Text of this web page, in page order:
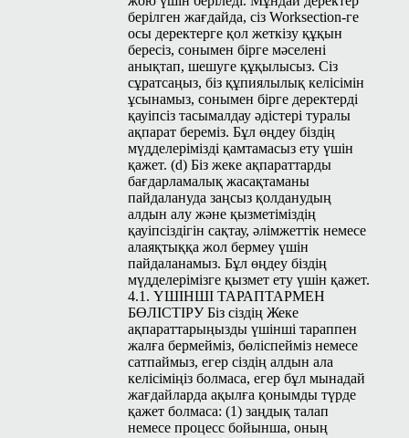
берілген жағдайда, сіз Work­sec­tion-ге
осы деректерге қол жеткізу құқын
бересіз, сонымен бірге мәселені
анықтап, шешуге құқылысыз. Сіз
сұратсаңыз, біз құпиялылық келісімін
ұсынамыз, сонымен бірге деректерді
қауіпсіз тасымалдау әдістері туралы
ақпарат береміз. Бұл өңдеу біздің
мүдделерімізді қамтамасыз ету үшін
қажет. (d) Біз жеке ақпараттарды
бағдарламалық жасақтаманы
пайдалануда заңсыз қолданудың
алдын алу және қызметіміздің
қауіпсіздігін сақтау, әлімжеттік немесе
алаяқтыққа жол бермеу үшін
пайдаланамыз. Бұл өңдеу біздің
мүдделерімізге қызмет ету үшін қажет.
4.1. ҮШІНШІ ТАРАПТАРМЕН
БӨЛІСТІРУ Біз сіздің Жеке
ақпараттарыңызды үшінші тараппен
жалға бермейміз, бөліспейміз немесе
сатпаймыз, егер сіздің алдын ала
келісіміңіз болмаса, егер бұл мынадай
жағдайларда ақылға қонымды түрде
қажет болмаса: (1) заңдық талап
немесе процесс бойынша, оның